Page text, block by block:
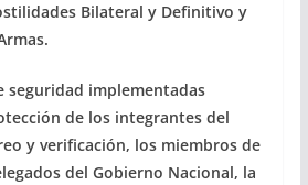
Bilateral y Definitivo y
seguridad implementadas
de los integrantes del
y verificación, los miembros de
del Gobierno Nacional, la